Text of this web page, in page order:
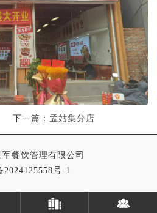
下一篇： 孟姑集分店
餐饮管理有限公司
2024125558号-1